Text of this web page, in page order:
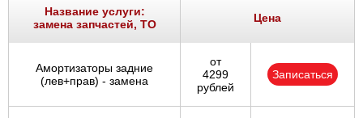
Название услуги:
замена запчастей, ТО
Цена
Амортизаторы задние
(лев+прав) - замена
от
4299
рублей
Записаться